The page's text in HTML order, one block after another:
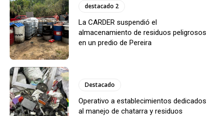
destacado 2
La CARDER suspendió el
almacenamiento de residuos peligrosos
en un predio de Pereira
Destacado
Operativo a establecimientos dedicados
al manejo de chatarra y residuos